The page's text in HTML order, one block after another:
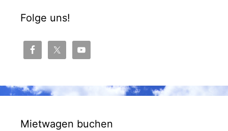
Folge uns!
Mietwagen buchen